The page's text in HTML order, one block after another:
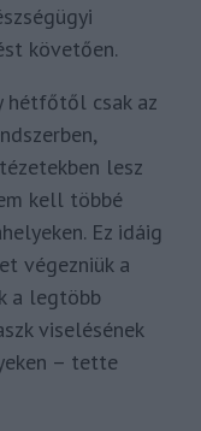
követően.
hétfőtől csak az
lesz
kell többé
Ez idáig
végezniük a
a legtöbb
viselésének
– tette